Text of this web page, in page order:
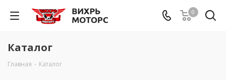
0
Каталог
Главная - Каталог